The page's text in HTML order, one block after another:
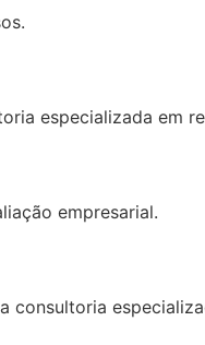
especializada em
empresarial.